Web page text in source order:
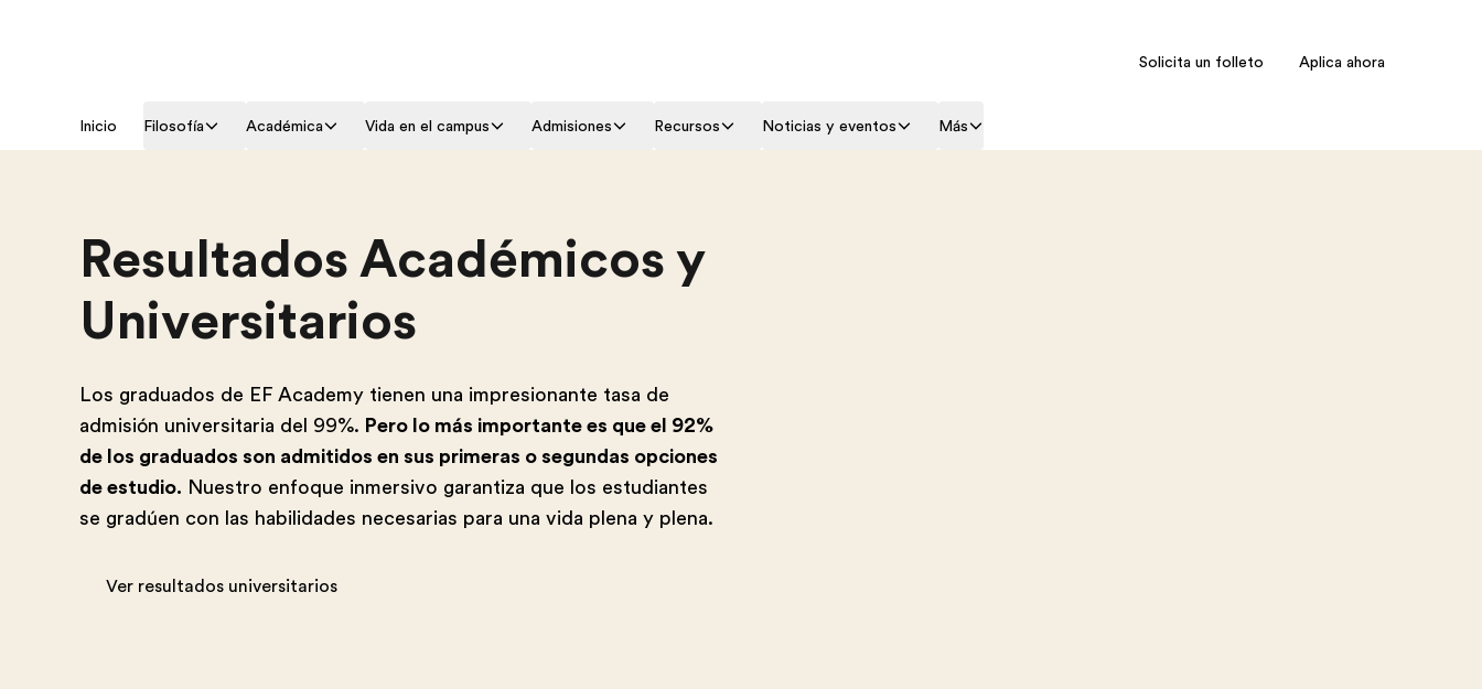
Solicita un folleto Aplica ahora
Inicio Filosofía Académica Vida en el campus Admisiones Recursos Noticias y eventos Más
Resultados Académicos y
Universitarios
Los graduados de EF Academy tienen una impresionante tasa de
admisión universitaria del 99%. Pero lo más importante es que el 92%
de los graduados son admitidos en sus primeras o segundas opciones
de estudio. Nuestro enfoque inmersivo garantiza que los estudiantes
se gradúen con las habilidades necesarias para una vida plena y plena.
Ver resultados universitarios